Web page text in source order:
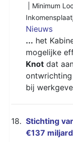
Minimum
Nieuws
... het
mogelijke
Knot dat
bij
18. Stichting
€137